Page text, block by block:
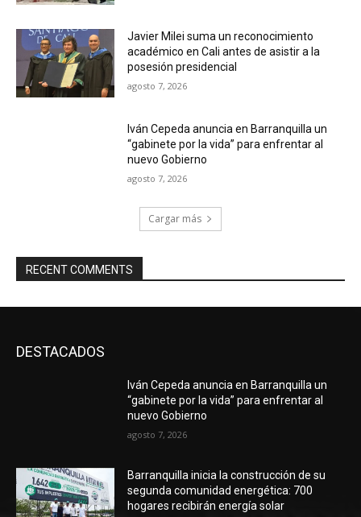
Javier Milei suma un reconocimiento
académico en Cali antes de asistir a la
posesión presidencial
agosto 7, 2026
Iván Cepeda anuncia en Barranquilla un
“gabinete por la vida” para enfrentar al
nuevo Gobierno
agosto 7, 2026
Cargar más
RECENT COMMENTS
DESTACADOS
Iván Cepeda anuncia en Barranquilla un
“gabinete por la vida” para enfrentar al
nuevo Gobierno
agosto 7, 2026
Barranquilla inicia la construcción de su
segunda comunidad energética: 700
hogares recibirán energía solar